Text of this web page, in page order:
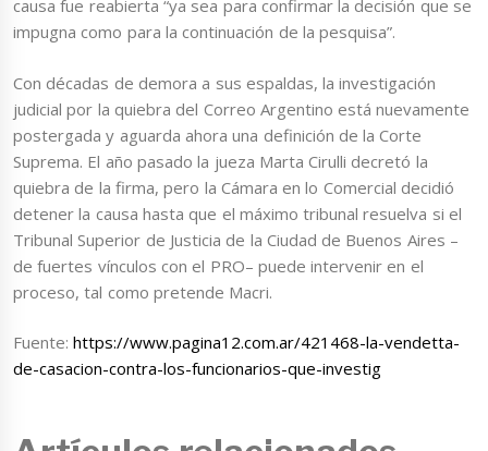
causa fue reabierta “ya sea para confirmar la decisión que se
impugna como para la continuación de la pesquisa”.
Con décadas de demora a sus espaldas, la investigación
judicial por la quiebra del Correo Argentino está nuevamente
postergada y aguarda ahora una definición de la Corte
Suprema. El año pasado la jueza Marta Cirulli decretó la
quiebra de la firma, pero la Cámara en lo Comercial decidió
detener la causa hasta que el máximo tribunal resuelva si el
Tribunal Superior de Justicia de la Ciudad de Buenos Aires –
de fuertes vínculos con el PRO– puede intervenir en el
proceso, tal como pretende Macri.
Fuente:https://www.pagina12.com.ar/421468-la-vendetta-
de-casacion-contra-los-funcionarios-que-investig